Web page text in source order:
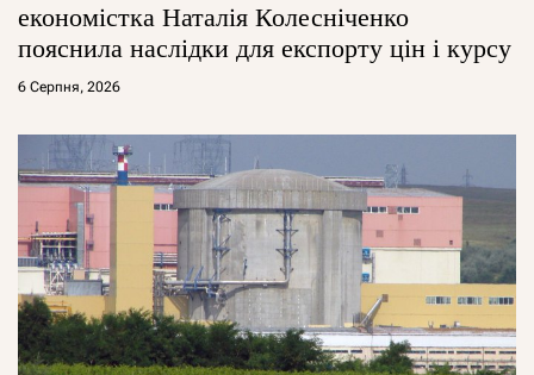
економістка Наталія Колесніченко
пояснила наслідки для експорту цін і курсу
6 Серпня, 2026